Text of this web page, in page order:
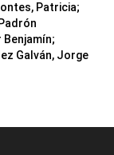
Patricia;
Padrón
Benjamín;
Galván, Jorge